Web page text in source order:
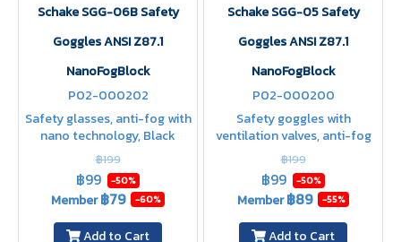
Schake SGG-06B Safety
Goggles ANSI Z87.1
NanoFogBlock
P02-000202
Safety glasses, anti-fog with
nano technology, Black
polycarbonate lenses,
scratch-resistant, anti-
splinter, with ventilation
holes
฿199
฿99 -50%
Member฿79 -60%
Add to Cart
Schake SGG-05 Safety
Goggles ANSI Z87.1
NanoFogBlock
P02-000200
Safety goggles with
ventilation valves, anti-fog
with nano technology, clear
polycarbonate lenses,
scratch-resistant, anti-
splinter, anti-dust
฿199
฿99 -50%
Member฿89 -55%
Add to Cart